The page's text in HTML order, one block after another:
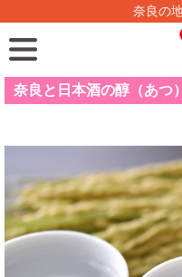
奈良の
奈良と日本酒の醇（あつ